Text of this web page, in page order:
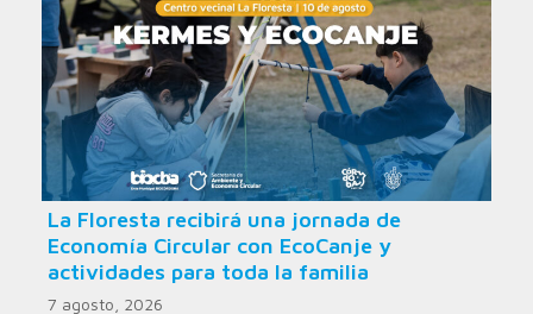
La Floresta recibirá una jornada de
Economía Circular con EcoCanje y
actividades para toda la familia
7 agosto, 2026